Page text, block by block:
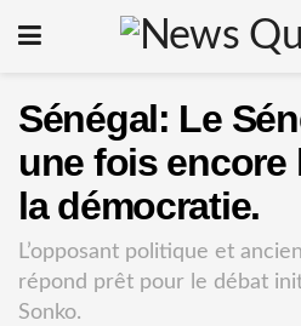
Sénégal: Le
une fois encore
la démocratie.
L’opposant politique et
répond prêt pour le débat
Sonko.